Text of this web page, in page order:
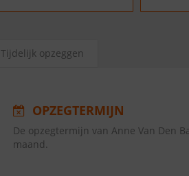
Tijdelijk opzeggen
OPZEGTERMIJN
De opzegtermijn van Anne Van Den
maand.